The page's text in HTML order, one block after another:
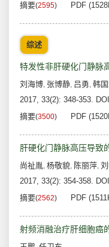
摘要(2595) PDF
综述
特发性非肝硬化门静脉
刘海博, 张博静, 吕勇, 韩
2017, 33(2): 348-353.
摘要(3500) PDF
肝硬化门静脉高压导致
尚祉胤, 杨敬貌, 陈丽萍,
2017, 33(2): 354-358.
摘要(2562) PDF
射频消融治疗肝细胞癌